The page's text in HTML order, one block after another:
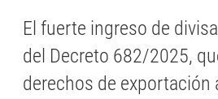
El fuerte ingreso de
del Decreto 682/2025,
derechos de